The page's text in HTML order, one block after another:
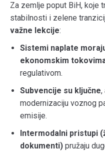
Za zemlje poput BiH, koje
stabilnosti i zelene
važne lekcije:
Sistemi naplate
ekonomskim
regulativom.
Subvencije su ključne,
modernizaciju voznog
emisije.
Intermodalni pristupi
dokumenti) pružaju